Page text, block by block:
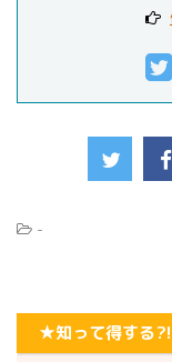
-
★知って得する